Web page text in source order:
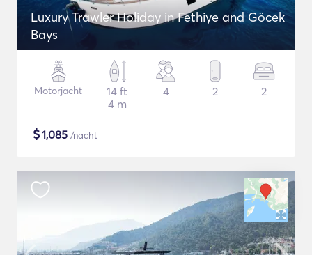
Luxury Trawler Holiday in Fethiye and Göcek
Bays
Motorjacht
14 ft
4 m
4 2 2
$1,085 /nacht